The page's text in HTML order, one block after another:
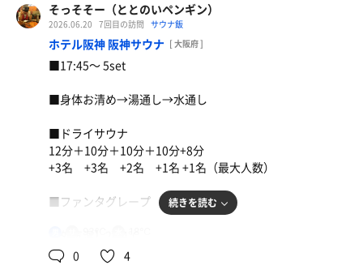
全部のせ特濃つけ麺大
肉盛り温泉たまご豚丼
麦茶
◆整いスペース
・露天スペースに脚置き付整い椅子4脚
・半外気浴チックも扇風機あり
オープン間もないドーミーインは初。
特別感も相まってバッチリ整ったー！
【整い度】☆☆☆☆（4.0/5.0）
【一言】
もはや昼ウナ3set。
水風呂も復活したのか、並々張られていて
この時はまだ、帰りのフライトがとんでもない
ことになるなど露知らず…。
バッチリ整ったのであった！
そっそそー（ととのいペンギン）
2026.06.20 7回目の訪問 サウナ飯
ホテル阪神 阪神サウナ [ 大阪府 ]
■17:45〜 5set
■身体お清め→湯通し→水通し
■ドライサウナ
12分＋10分＋10分＋10分+8分
+3名 +3名 +2名 +1名 +1名（最大人数）
■ファンタグレープ 続きを読む
0 4